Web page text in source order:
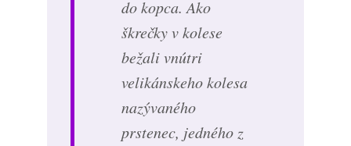
do kopca. Ako
škrečky v kolese
bežali vnútri
velikánskeho kolesa
nazývaného
prstenec, jedného z